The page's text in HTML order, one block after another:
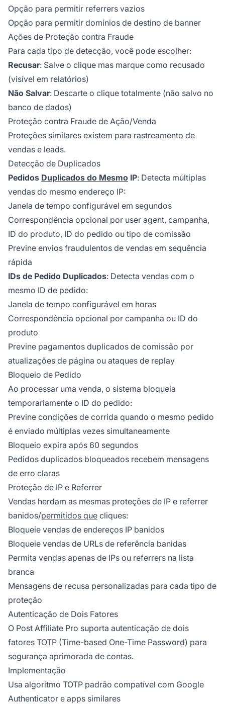
Opção para permitir referrers vazios
Opção para permitir domínios de destino de banner
Ações de Proteção contra Fraude
Para cada tipo de detecção, você pode escolher:
Recusar: Salve o clique mas marque como recusado
(visível em relatórios)
Não Salvar: Descarte o clique totalmente (não salvo no
banco de dados)
Proteção contra Fraude de Ação/Venda
Proteções similares existem para rastreamento de
vendas e leads.
Detecção de Duplicados
Pedidos Duplicados do Mesmo IP: Detecta múltiplas
vendas do mesmo endereço IP:
Janela de tempo configurável em segundos
Correspondência opcional por user agent, campanha,
ID do produto, ID do pedido ou tipo de comissão
Previne envios fraudulentos de vendas em sequência
rápida
IDs de Pedido Duplicados: Detecta vendas com o
mesmo ID de pedido:
Janela de tempo configurável em horas
Correspondência opcional por campanha ou ID do
produto
Previne pagamentos duplicados de comissão por
atualizações de página ou ataques de replay
Bloqueio de Pedido
Ao processar uma venda, o sistema bloqueia
temporariamente o ID do pedido:
Previne condições de corrida quando o mesmo pedido
é enviado múltiplas vezes simultaneamente
Bloqueio expira após 60 segundos
Pedidos duplicados bloqueados recebem mensagens
de erro claras
Proteção de IP e Referrer
Vendas herdam as mesmas proteções de IP e referrer
banidos/permitidos que cliques:
Bloqueie vendas de endereços IP banidos
Bloqueie vendas de URLs de referência banidas
Permita vendas apenas de IPs ou referrers na lista
branca
Mensagens de recusa personalizadas para cada tipo de
proteção
Autenticação de Dois Fatores
O Post Affiliate Pro suporta autenticação de dois
fatores TOTP (Time-based One-Time Password) para
segurança aprimorada de contas.
Implementação
Usa algoritmo TOTP padrão compatível com Google
Authenticator e apps similares